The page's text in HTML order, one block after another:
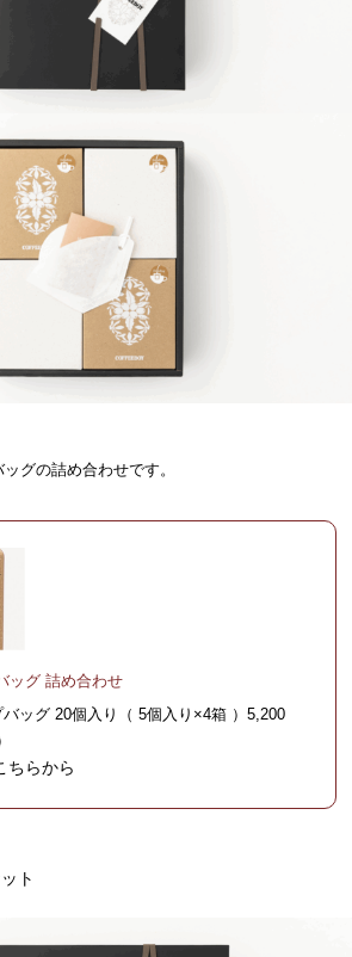
グの詰め合わせです。
ッグ 詰め合わせ
ッグ 20個入り（ 5個入り×4箱 ）5,200
ちらから
ト